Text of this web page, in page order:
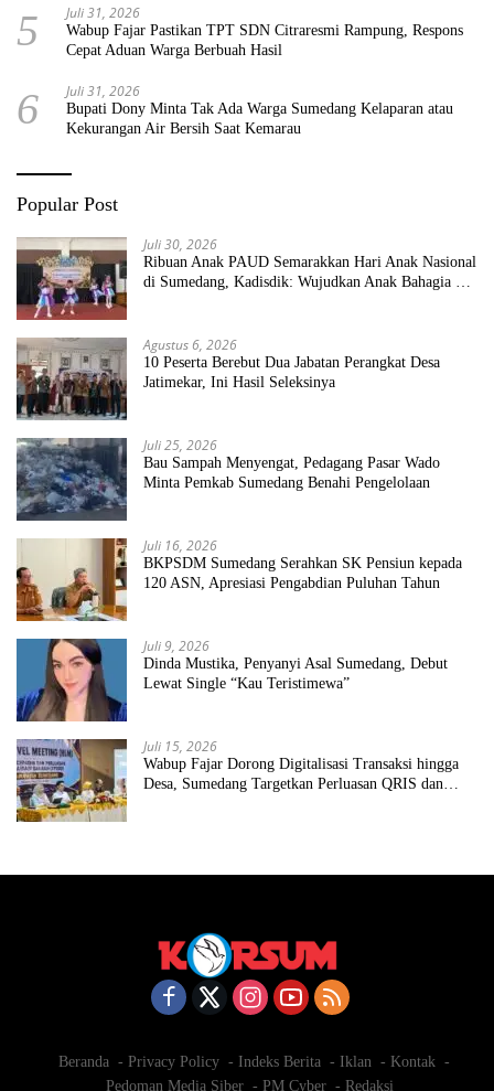
5 Juli 31, 2026
Wabup Fajar Pastikan TPT SDN Citraresmi Rampung, Respons
Cepat Aduan Warga Berbuah Hasil
6 Juli 31, 2026
Bupati Dony Minta Tak Ada Warga Sumedang Kelaparan atau
Kekurangan Air Bersih Saat Kemarau
Popular Post
Juli 30, 2026
Ribuan Anak PAUD Semarakkan Hari Anak Nasional
di Sumedang, Kadisdik: Wujudkan Anak Bahagia dan
Agustus 6, 2026
10 Peserta Berebut Dua Jabatan Perangkat Desa
Jatimekar, Ini Hasil Seleksinya
Juli 25, 2026
Bau Sampah Menyengat, Pedagang Pasar Wado
Minta Pemkab Sumedang Benahi Pengelolaan
Juli 16, 2026
BKPSDM Sumedang Serahkan SK Pensiun kepada
120 ASN, Apresiasi Pengabdian Puluhan Tahun
Juli 9, 2026
Dinda Mustika, Penyanyi Asal Sumedang, Debut
Lewat Single “Kau Teristimewa”
Juli 15, 2026
Wabup Fajar Dorong Digitalisasi Transaksi hingga
Desa, Sumedang Targetkan Perluasan QRIS dan
Beranda Privacy Policy Indeks Berita Iklan
Kontak
Pedoman Media Siber
PM Cyber Redaksi